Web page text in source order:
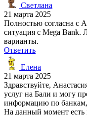
Светлана
21 марта 2025
Полностью согласна с
ситуация с Mega Bank.
варианты.
Ответить
Елена
21 марта 2025
Здравствуйте,
услуг на Бали и могу
информацию по банкам,
На данный момент есть